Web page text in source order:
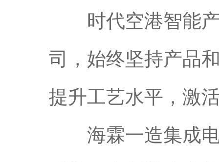
时代空港智能产
司，始终坚持产品
提升工艺水平，激
海霖一造集成电